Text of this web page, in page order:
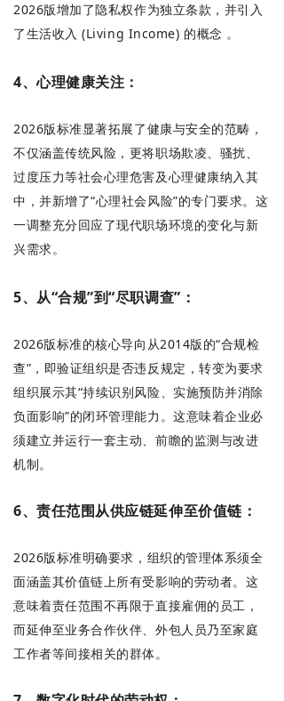
2026版增加了隐私权作为独立条款，并引入
了生活收入 (Living Income) 的概念 。
4、心理健康关注：
2026版标准显著拓展了健康与安全的范畴，
不仅涵盖传统风险，更将职场欺凌、骚扰、
过度压力等社会心理危害及心理健康纳入其
中，并新增了“心理社会风险”的专门要求。这
一调整充分回应了现代职场环境的变化与新
兴需求。
5、从“合规”到“尽职调查”：
2026版标准的核心导向从2014版的“合规检
查”，即验证组织是否违反规定，转变为要求
组织展示其“持续识别风险、实施预防并消除
负面影响”的闭环管理能力。这意味着企业必
须建立并运行一套主动、前瞻的监测与改进
机制。
6、责任范围从供应链延伸至价值链：
2026版标准明确要求，组织的管理体系须全
面涵盖其价值链上所有受影响的劳动者。这
意味着责任范围不再限于直接雇佣的员工，
而延伸至业务合作伙伴、外包人员乃至家庭
工作者等间接相关的群体。